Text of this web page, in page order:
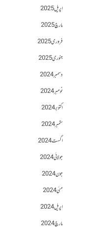
اپریل 2025
مارچ 2025
فروری 2025
جنوری 2025
دسمبر 2024
نومبر 2024
اکتوبر 2024
ستمبر 2024
اگست 2024
جولائی 2024
جون 2024
مئی 2024
اپریل 2024
مارچ 2024